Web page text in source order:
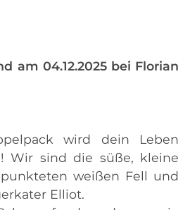
am 04.12.2025 bei Florian
wird dein Leben
Wir sind die süße, kleine
weißen Fell und
Elliot.